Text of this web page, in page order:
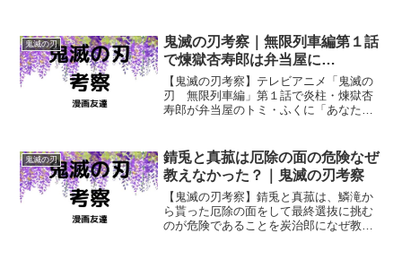
鬼滅の刃
鬼滅の刃考察｜無限列車編第１話
で煉獄杏寿郎は弁当屋に…
【鬼滅の刃考察】テレビアニメ「鬼滅の
刃 無限列車編」第１話で炎柱・煉獄杏
寿郎が弁当屋のトミ・ふくに「あなたが
煉獄杏寿郎はこの約束を守ることはでき
ませんでしたね。
鬼滅の刃
錆兎と真菰は厄除の面の危険なぜ
教えなかった？｜鬼滅の刃考察
【鬼滅の刃考察】錆兎と真菰は、鱗滝か
ら貰った厄除の面をして最終選抜に挑む
のが危険であることを炭治郎になぜ教え